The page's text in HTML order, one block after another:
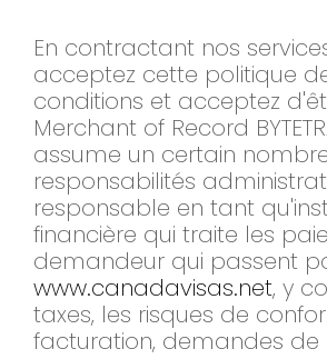
En contractant nos
acceptez cette politique
conditions et acceptez
Merchant of Record
assume un certain
responsabilités
responsable en tant
financière qui traite les
demandeur qui passent
www.canadavisas.net, y
taxes, les risques de
facturation, demandes de